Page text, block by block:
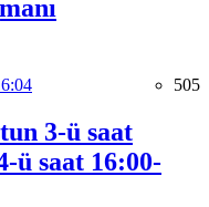
505
3-ü saat
ü saat 16:00-